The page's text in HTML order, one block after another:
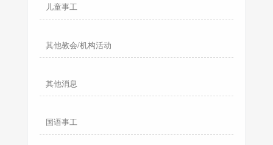
儿童事工
其他教会/机构活动
其他消息
国语事工